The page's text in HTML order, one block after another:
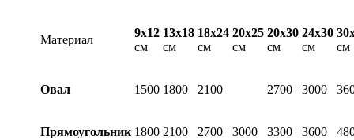
Материал
9х12
см
13х18
см
18х24
см
20х25
см
20х30
см
24х30
см
см
Овал 1500 1800 2100 2700 3000
Прямоугольник 1800 2100 2700 3000 3300 3600